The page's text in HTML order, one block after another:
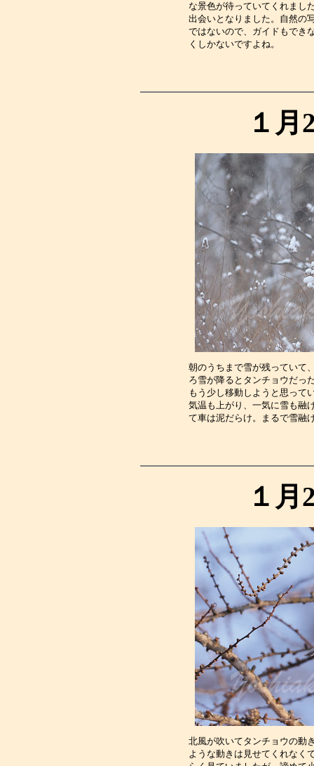
な景色が待っていてくれまし
出会いとなりました。自然の
ではないので、ガイドもでき
くしか
１月
朝のうちまで雪が残っていて
ろ雪が降るとタンチョウだっ
もう少し移動しようと思って
気温も上がり、一気に雪も融
て車は泥だらけ。ま
１月
北風が吹いてタンチョウの動
ような動きは見せてくれなく